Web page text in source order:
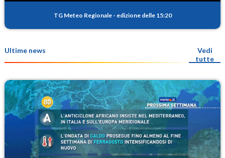
TG Meteo Regionale - edizione delle 15:20
Ultime news
Vedi
tutte